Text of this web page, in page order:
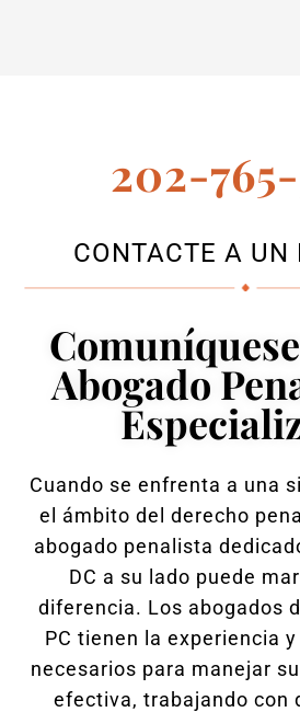
202-765-
CONTACTE A UN
Abogado
Cuando se enfrenta a una
el ámbito del derecho
abogado penalista
DC a su lado puede
diferencia. Los abogados
PC tienen la experiencia
necesarios para manejar
efectiva, trabajando con